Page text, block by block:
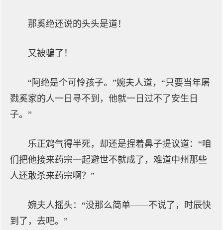
那奚绝还说的头头是道！
又被骗了！
“阿绝是个可怜孩子。”婉夫人道，“只要当年屠
戮奚家的人一日寻不到，他就一日过不了安生日
子。”
乐正鸩气得半死，却还是捏着鼻子提议道：“咱
们把他接来药宗一起避世不就成了，难道中州那些
人还敢杀来药宗啊？”
婉夫人摇头：“没那么简单——不说了，时辰快
到了，去吧。”